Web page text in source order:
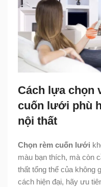
Cách lựa chọn
cuốn lưới phù
nội thất
Chọn rèm cuốn lưới
màu bạn thích, mà còn
thất tổng thể của không
cách hiện đại, hãy ưu